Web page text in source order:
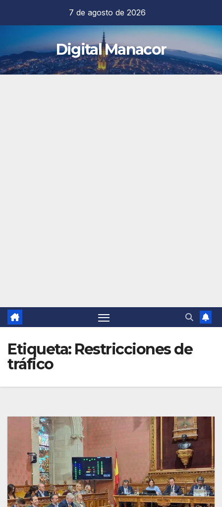
contenido
7 de agosto de 2026
Digital Manacor
Etiqueta: Restricciones de
tráfico